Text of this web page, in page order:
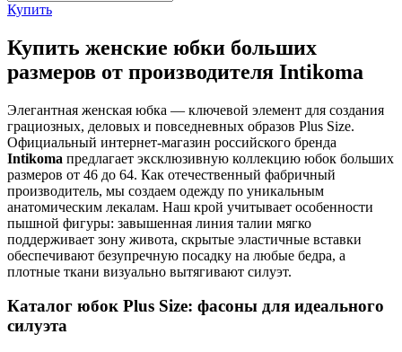
Купить
Купить женские юбки больших
размеров от производителя Intikoma
Элегантная женская юбка — ключевой элемент для создания
грациозных, деловых и повседневных образов Plus Size.
Официальный интернет-магазин российского бренда
Intikoma предлагает эксклюзивную коллекцию юбок больших
размеров от 46 до 64. Как отечественный фабричный
производитель, мы создаем одежду по уникальным
анатомическим лекалам. Наш крой учитывает особенности
пышной фигуры: завышенная линия талии мягко
поддерживает зону живота, скрытые эластичные вставки
обеспечивают безупречную посадку на любые бедра, а
плотные ткани визуально вытягивают силуэт.
Каталог юбок Plus Size: фасоны для идеального
силуэта